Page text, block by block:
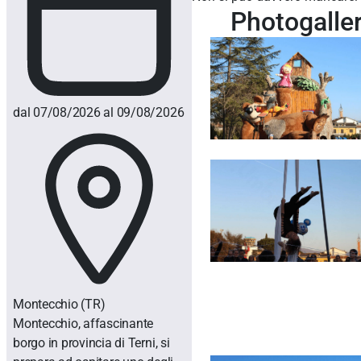
dal 07/08/2026 al 09/08/2026
Montecchio (TR)
Montecchio, affascinante
borgo in provincia di Terni, si